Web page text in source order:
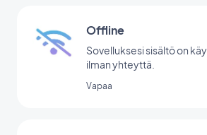
Offline
Sovelluksesi sisältö on
ilman yhteyttä.
Vapaa